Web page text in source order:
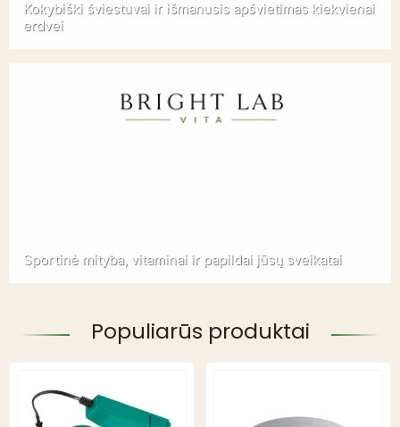
Kokybiški šviestuvai ir išmanusis apšvietimas kiekvienai
erdvei
Sportinė mityba, vitaminai ir papildai jūsų sveikatai
Populiarūs produktai